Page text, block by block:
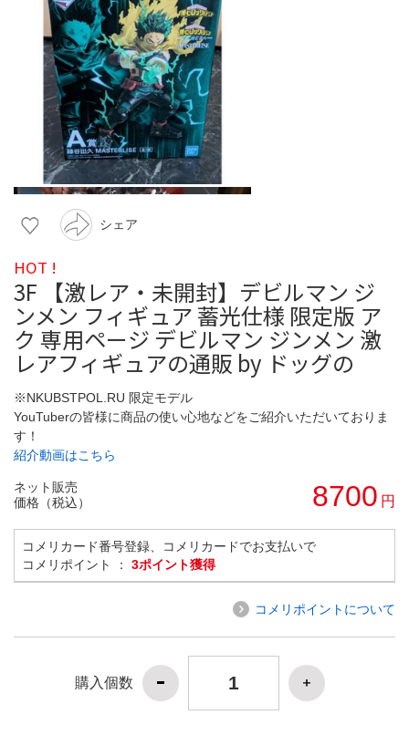
シェア
HOT !
3F 【激レア・未開封】デビルマン ジ
ンメン フィギュア 蓄光仕様 限定版 ア
ク 専用ページ デビルマン ジンメン 激
レアフィギュアの通販 by ドッグの
※NKUBSTPOL.RU 限定モデル
YouTuberの皆様に商品の使い心地などをご紹介いただいておりま
す！
紹介動画はこちら
ネット販売
価格（税込）
8700 円
コメリカード番号登録、コメリカードでお支払いで
コメリポイント ： 3ポイント獲得
コメリポイントについて
購入個数